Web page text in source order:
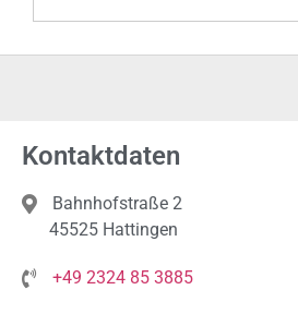
Kontaktdaten
Bahnhofstraße 2
45525 Hattingen
+49 2324 85 3885